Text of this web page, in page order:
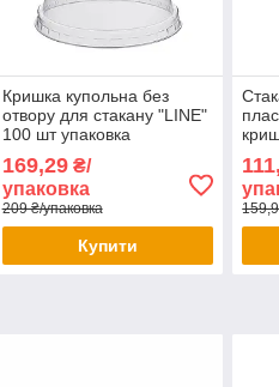
Кришка купольна без
отвору для стакану "LINE"
100 шт упаковка
169,29₴/
упаковка
209 ₴/упаковка
Купити
без